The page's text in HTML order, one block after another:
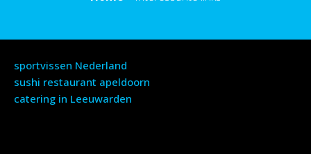
sportvissen Nederland
sushi restaurant apeldoorn
catering in Leeuwarden